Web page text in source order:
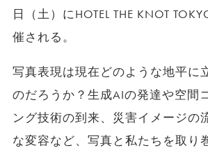
日（土）にHOTEL THE KNOT
催される。
写真表現は現在どのような地平に
のだろうか？生成AIの発達や空間
ング技術の到来、災害イメージの
な変容など、写真と私たちを取り